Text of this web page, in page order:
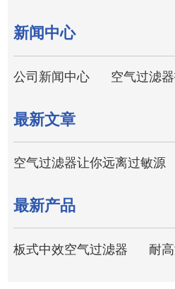
新闻中心
公司新闻中心 空气过滤
最新文章
空气过滤器让你远离过敏源
最新产品
板式中效空气过滤器 耐